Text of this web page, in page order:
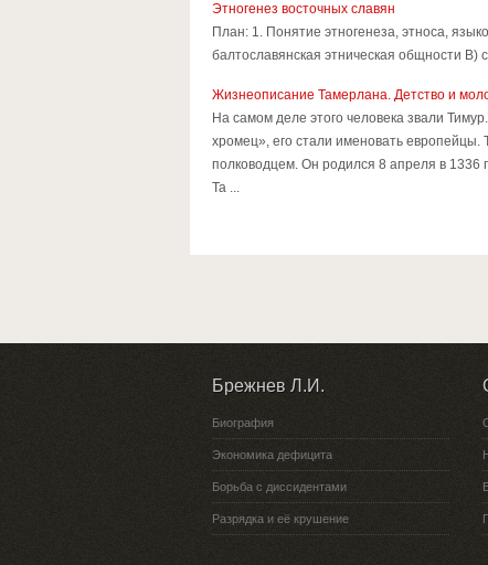
Этногенез восточных славян
План: 1. Понятие этногенеза, этноса,
балтославянская этническая общности В)
Жизнеописание Тамерлана. Детство и
На самом деле этого человека звали
хромец», его стали именовать
полководцем. Он родился 8 апреля в 1336
Та ...
Брежнев Л.И.
Биография
Экономика дефицита
Борьба с диссидентами
Разрядка и её крушение